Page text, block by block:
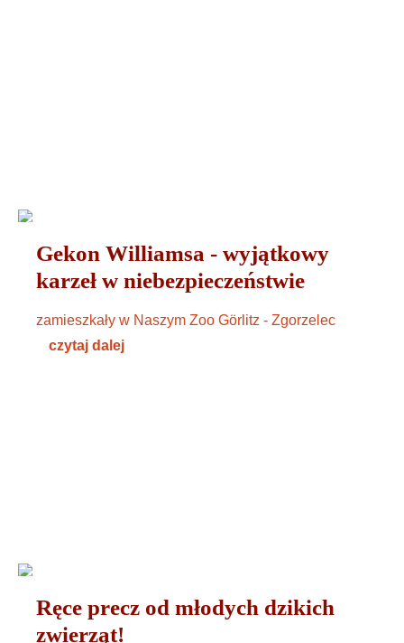
Gekon Williamsa - wyjątkowy
karzeł w niebezpieczeństwie
zamieszkały w Naszym Zoo Görlitz - Zgorzelec
czytaj dalej
Ręce precz od młodych dzikich
zwierząt!